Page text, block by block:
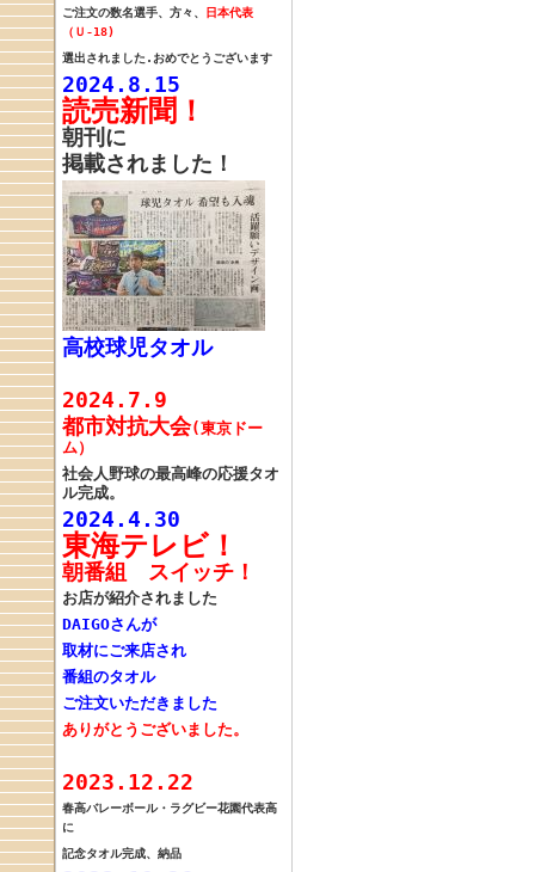
ご注文の数名選手、方々、
日本代表
（Ｕ-18)
選出されました. おめでとうございます
2024.8.15
読売新聞！
朝刊に
掲載されました！
高校球児タオル
2024.7.9
都市対抗大会(東京ドー
ム）
社会人野球の最高峰の応援タオ
ル完成。
2024.4.30
東海テレビ！
朝番組 スイッチ！
お店が紹介されました
DAIGOさんが
取材にご来店され
番組のタオル
ご注文いただきました
ありがとうございました。
2023.12.22
春高バレーボール・ ラグビー花園代表高
に
記念タオル完成、納品